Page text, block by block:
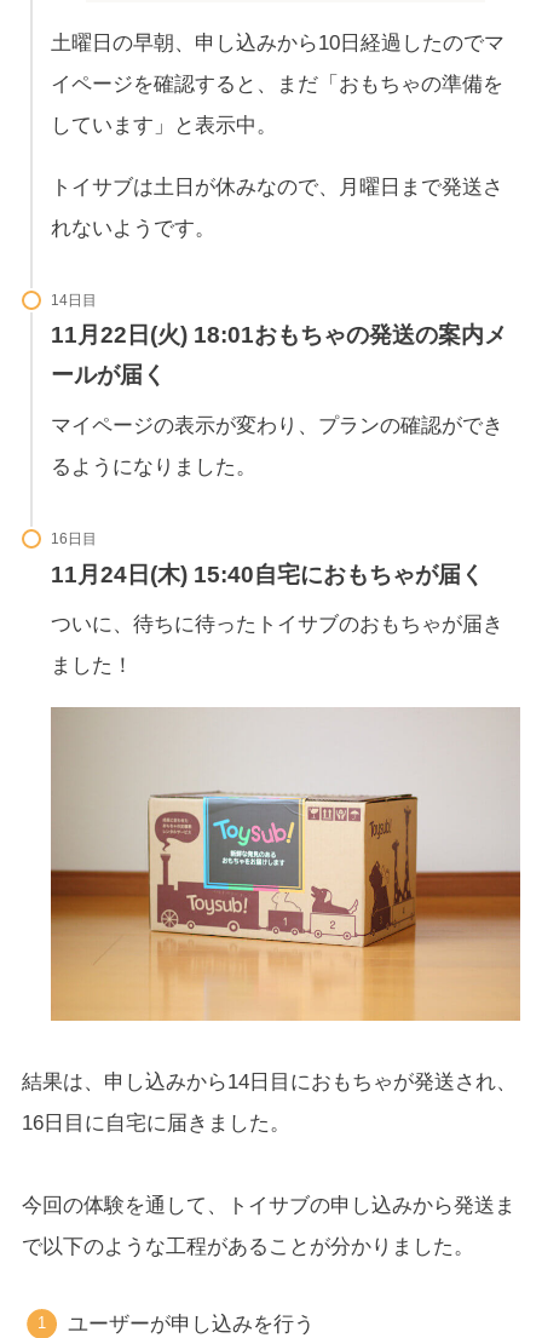
土曜日の早朝、申し込みから10日経過したのでマ
イページを確認すると、まだ「おもちゃの準備を
しています」と表示中。
トイサブは土日が休みなので、月曜日まで発送さ
れないようです。
14日目
11月22日(火) 18:01おもちゃの発送の案内メ
ールが届く
マイページの表示が変わり、プランの確認ができ
るようになりました。
16日目
11月24日(木) 15:40自宅におもちゃが届く
ついに、待ちに待ったトイサブのおもちゃが届き
ました！
結果は、申し込みから14日目におもちゃが発送され、
16日目に自宅に届きました。
今回の体験を通して、トイサブの申し込みから発送ま
で以下のような工程があることが分かりました。
ユーザーが申し込みを行う